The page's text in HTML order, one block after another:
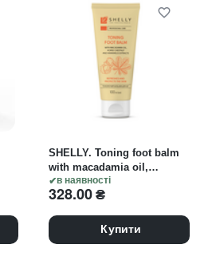
в наявності
SHELLY. Toning foot balm
with macadamia oil,
Chinese chestnut extracts
and witch hazel, 100 ml.
ніг з олією макадамії,
екстрактами кін...
328.00₴
Купити